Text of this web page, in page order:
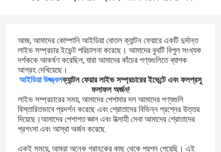
আজ, আমাদের কোম্পানি আইডিয়া বোতল ক্যান্টন ফেয়ারে একটি দুর্দান্ত
লাইভ সম্প্রচার ইভেন্ট পরিচালনা করেছে। আমাদের বুথটি বিপুল সংখ্যক
দর্শককে আকর্ষণ করেছিল, যারা আমাদের কাঁচের পণ্যগুলিতে ব্যাপক
আগ্রহ দেখিয়েছে।
আইডিয়া উজ্জ্বলক্যান্টন ফেয়ার লাইভ সম্প্রচারের ইভেন্টে এবং ফলপ্রসূ
ফলাফল অর্জন!
লাইভ সম্প্রচারের সময়, আমাদের পেশাদার দল আমাদের পণ্যগুলি
বিস্তারিতভাবে প্রদর্শন করেছে এবং শ্রোতাদের বিভিন্ন প্রশ্নের উত্তর
দিয়েছে।আমাদের পেশাগত জ্ঞান এবং উত্সাহী সেবা আমাদের শ্রোতাদের
প্রশংসা এবং আস্থা অর্জন করেছে.
একই সময়ে, আমরা অনেক গ্রাহকের কাছ থেকে প্রশ্ন পেয়েছি। এই